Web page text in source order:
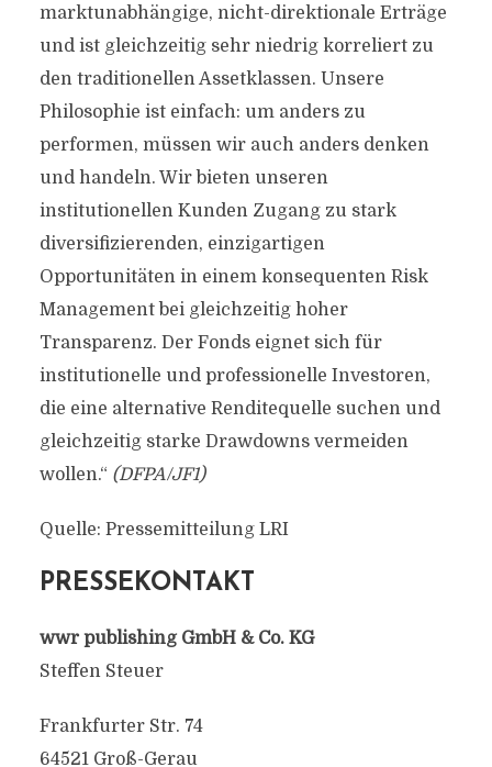
marktunabhängige, nicht-direktionale Erträge
und ist gleichzeitig sehr niedrig korreliert zu
den traditionellen Assetklassen. Unsere
Philosophie ist einfach: um anders zu
performen, müssen wir auch anders denken
und handeln. Wir bieten unseren
institutionellen Kunden Zugang zu stark
diversifizierenden, einzigartigen
Opportunitäten in einem konsequenten Risk
Management bei gleichzeitig hoher
Transparenz. Der Fonds eignet sich für
institutionelle und professionelle Investoren,
die eine alternative Renditequelle suchen und
gleichzeitig starke Drawdowns vermeiden
wollen.“ (DFPA/JF1)
Quelle: Pressemitteilung LRI
PRESSEKONTAKT
wwr publishing GmbH & Co. KG
Steffen Steuer
Frankfurter Str. 74
64521 Groß-Gerau